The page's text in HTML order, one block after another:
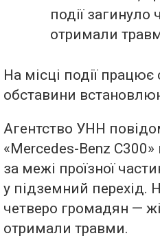
події
отримали
На місці події працює
обставини
Агентство УНН
«Mercedes-Benz
за межі проїзної
у підземний перехід.
четверо громадян —
отримали травми.